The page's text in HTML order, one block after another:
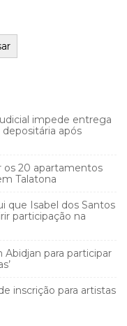
impede entrega
depositária após
os 20 apartamentos
Talatona
que Isabel dos Santos
participação na
para participar
inscrição para artistas